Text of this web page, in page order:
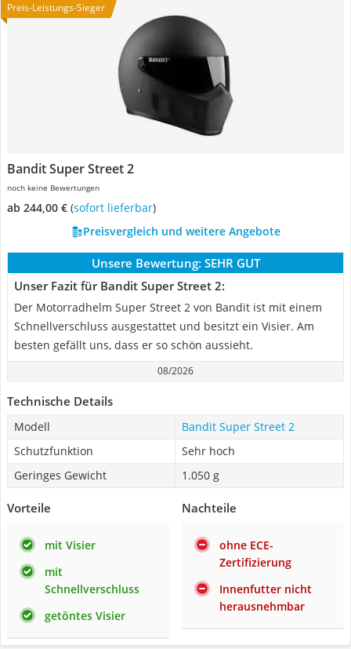
Preis-Leistungs-Sieger
Bandit Super Street 2
noch keine Bewertungen
ab 244,00 € ( Sofort lieferbar)
Preisvergleich und weitere Angebote
Unsere Bewertung: SEHR GUT
Unser Fazit für Bandit Super Street 2:
Der Motorradhelm Super Street 2 von Bandit ist mit einem
Schnellverschluss ausgestattet und besitzt ein Visier. Am
besten gefällt uns, dass er so schön aussieht.
08/2026
Technische Details
Modell
Bandit Super Street 2
Schutzfunktion
Sehr hoch
Geringes Gewicht
1.050 g
Vorteile
mit Visier
mit
Schnellverschluss
getöntes Visier
Nachteile
ohne ECE-
Zertifizierung
Innenfutter nicht
herausnehmbar